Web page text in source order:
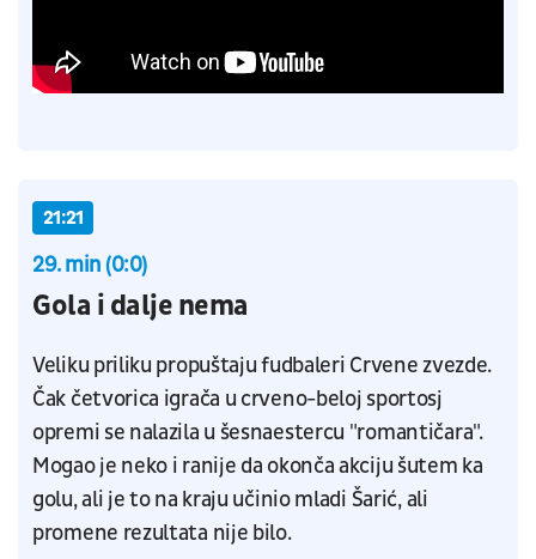
21:21
29. min (0:0)
Gola i dalje nema
Veliku priliku propuštaju fudbaleri Crvene zvezde.
Čak četvorica igrača u crveno-beloj sportosj
opremi se nalazila u šesnaestercu "romantičara".
Mogao je neko i ranije da okonča akciju šutem ka
golu, ali je to na kraju učinio mladi Šarić, ali
promene rezultata nije bilo.